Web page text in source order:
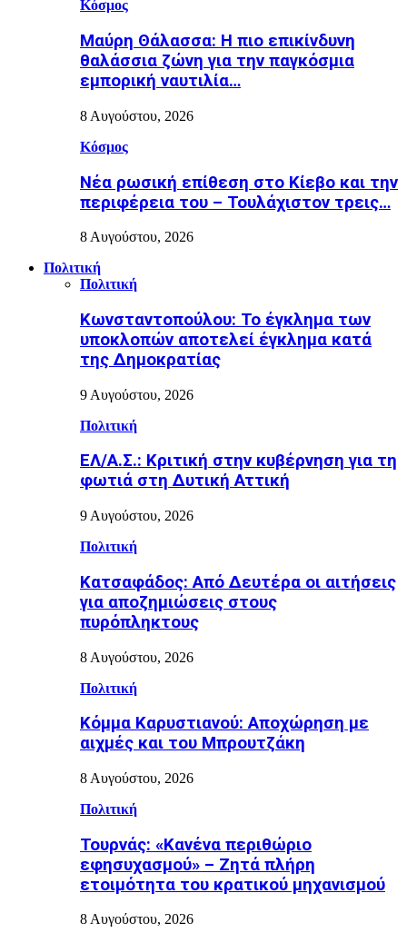
Κόσμος
Μαύρη Θάλασσα: Η πιο επικίνδυνη
θαλάσσια ζώνη για την παγκόσμια
εμπορική ναυτιλία…
8 Αυγούστου, 2026
Κόσμος
Nέα ρωσική επίθεση στο Κίεβο και την
περιφέρεια του – Τουλάχιστον τρεις…
8 Αυγούστου, 2026
Πολιτική
Πολιτική
Κωνσταντοπούλου: Το έγκλημα των
υποκλοπών αποτελεί έγκλημα κατά
της Δημοκρατίας
9 Αυγούστου, 2026
Πολιτική
ΕΛ/Α.Σ.: Κριτική στην κυβέρνηση για τη
φωτιά στη Δυτική Αττική
9 Αυγούστου, 2026
Πολιτική
Κατσαφάδος: Από Δευτέρα οι αιτήσεις
για αποζημιώσεις στους
πυρόπληκτους
8 Αυγούστου, 2026
Πολιτική
Κόμμα Καρυστιανού: Αποχώρηση με
αιχμές και του Μπρουτζάκη
8 Αυγούστου, 2026
Πολιτική
Τουρνάς: «Κανένα περιθώριο
εφησυχασμού» – Ζητά πλήρη
ετοιμότητα του κρατικού μηχανισμού
8 Αυγούστου, 2026